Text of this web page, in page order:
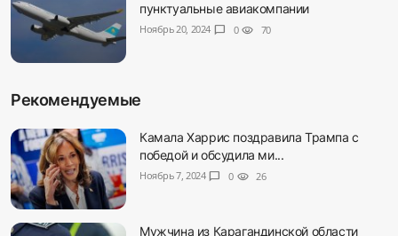
пунктуальные авиакомпании
Ноябрь 20, 2024 chat_bubble 0 visibility 70
Рекомендуемые
Камала Харрис поздравила Трампа с
победой и обсудила ми...
Ноябрь 7, 2024 chat_bubble 0 visibility 26
Мужчина из Карагандинской области